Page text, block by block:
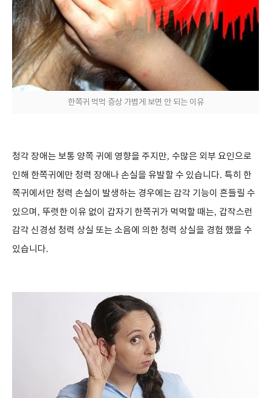
한쪽귀 먹먹 증상 가볍게 보면 안 되는 이유
청각 장애는 보통 양쪽 귀에 영향을 주지만, 수많은 외부 요인으로
인해 한쪽귀에만 청력 장애나 손실을 유발할 수 있습니다. 특히 한
쪽귀에서만 청력 손실이 발생하는 경우에는 감각 기능이 흔들릴 수
있으며 , 뚜렷한 이유 없이 갑자기 한쪽귀가 먹먹할 때는, 갑작스런
감각 신경성 청력 상실 또는 소음에 의한 청력 상실을 경험 했을 수
있습니다.